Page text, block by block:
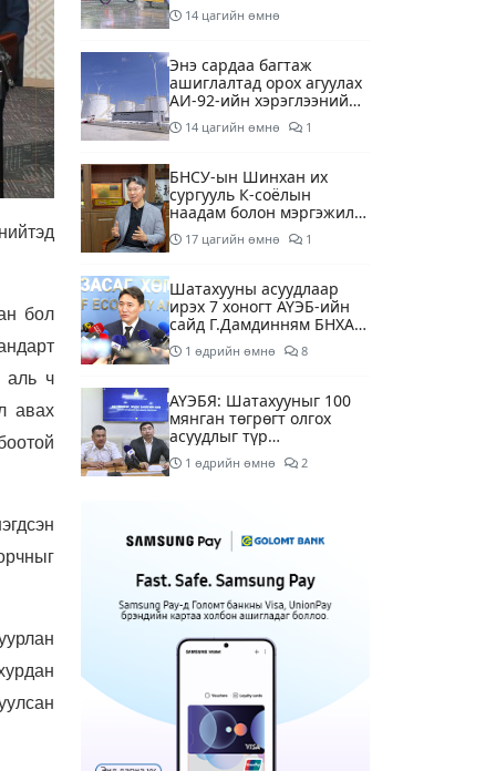
бол
аль ч
авах
14 цагийн өмнө
Энэ сардаа багтаж
ашиглалтад орох агуулах
АИ-92-ийн хэрэглээний
13 хоногийн хэрэгцээг
бүрэн хангана
14 цагийн өмнө 1
БНСУ-ын Шинхан их
сургууль К-соёлын
наадам болон мэргэжилд
суурилсан боловсролын
сайн дурын хөтөлбөрийг
17 цагийн өмнө 1
Шатахууны асуудлаар
ирэх 7 хоногт АҮЭБ-ийн
сайд Г.Дамдинням БНХАУ-
д томилолтоор ажиллана
1 өдрийн өмнө 8
АҮЭБЯ: Шатахууныг 100
мянган төгрөгт олгох
асуудлыг түр
хойшлууллаа
1 өдрийн өмнө 2
ирсэн 3448 тонн АИ-92
автобензинийг
ажлыг зохион байгуулж
байна
1 өдрийн өмнө
Ерөнхий сайд БНХАУ-аас
сар бүр 12-15 мянган
тонн АИ-92 автобензин
тавилаа
Өнөөдөр тэгш тоогоор
төгссөн автомашинтай